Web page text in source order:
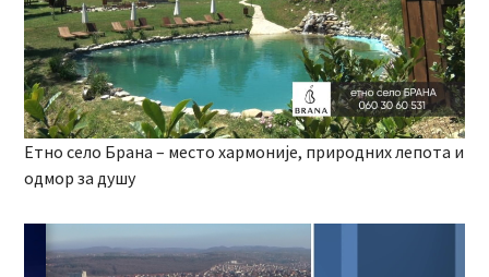
Етно село Брана – место хармоније, природних лепота и
одмор за душу